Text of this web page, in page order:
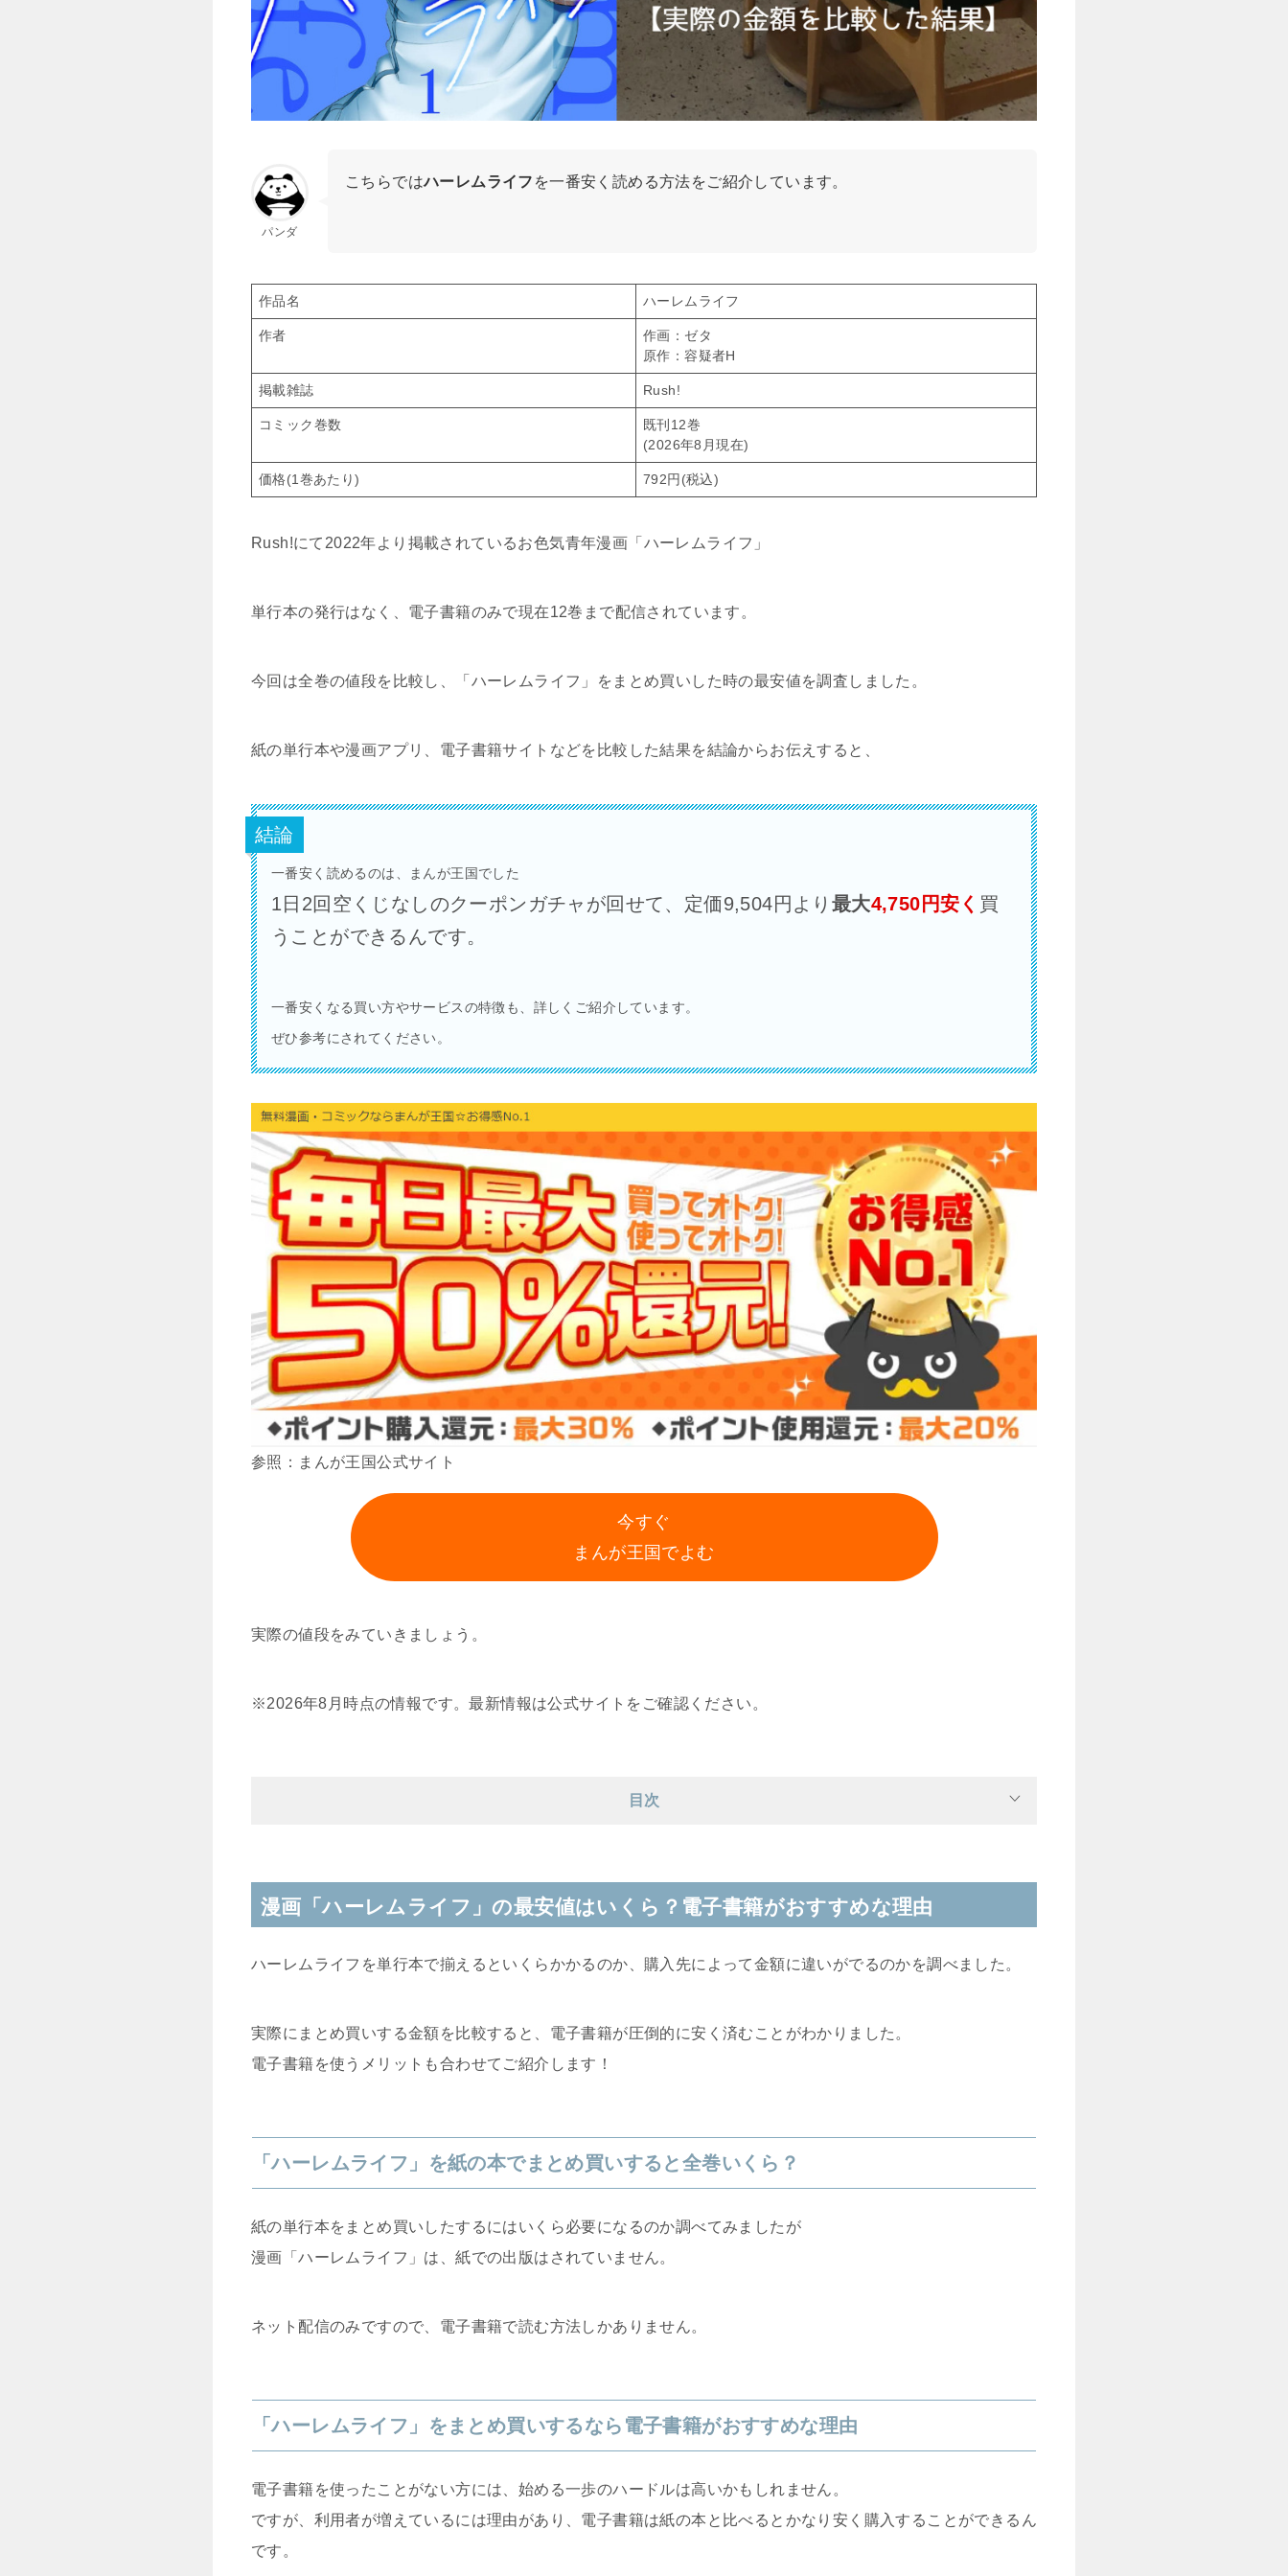
パンダ
こちらではハーレムライフ を一番安く読める方法をご紹介しています。
作品名 ハーレムライフ
作者
作画：ゼタ
原作：容疑者H
掲載雑誌 Rush!
コミック巻数
既刊12巻
(2026年8月現在)
価格(1巻あたり) 792円(税込)
Rush!にて2022年より掲載されているお色気青年漫画「ハーレムライフ」
単行本の発行はなく、電子書籍のみで現在12巻まで配信されています。
今回は全巻の値段を比較し、「ハーレムライフ」をまとめ買いした時の最安値を調査しました。
紙の単行本や漫画アプリ、電子書籍サイトなどを比較した結果を結論からお伝えすると、
結論
一番安く読めるのは、まんが王国でした
1日2回空くじなしのクーポンガチャが回せて、定価9,504円より 最大4,750 円安く 買
うことができるんです。
一番安くなる買い方やサービスの特徴も、詳しくご紹介しています。
ぜひ参考にされてください。
参照：まんが王国公式サイト
今すぐ
まんが王国でよむ
実際の値段をみていきましょう。
※2026年8月時点の情報です。最新情報は公式サイトをご確認ください。
目次
漫画「ハーレムライフ」の最安値はいくら？電子書籍がおすすめな理由
ハーレムライフを単行本で揃えるといくらかかるのか、購入先によって金額に違いがでるのかを調べました。
実際にまとめ買いする金額を比較すると、電子書籍が圧倒的に安く済むことがわかりました。
電子書籍を使うメリットも合わせてご紹介します！
「ハーレムライフ」を紙の本でまとめ買いすると全巻いくら？
紙の単行本をまとめ買いしたするにはいくら必要になるのか調べてみましたが
漫画「ハーレムライフ」は、紙での出版はされていません。
ネット配信のみですので、電子書籍で読む方法しかありません。
「ハーレムライフ」をまとめ買いするなら電子書籍がおすすめな理由
電子書籍を使ったことがない方には、始める一歩のハードルは高いかもしれません。
ですが、利用者が増えているには理由があり、電子書籍は紙の本と比べるとかなり安く購入することができるん
です。